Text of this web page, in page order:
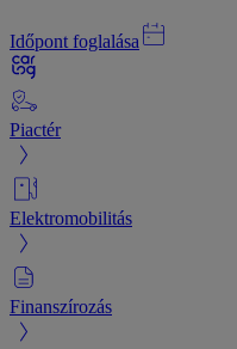
Időpont foglalása
Piactér
Elektromobilitás
Finanszírozás